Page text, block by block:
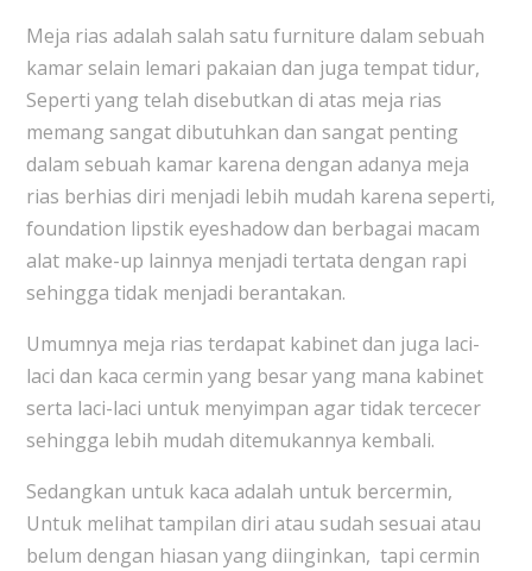
Meja rias adalah salah satu furniture dalam sebuah
kamar selain lemari pakaian dan juga tempat tidur,
Seperti yang telah disebutkan di atas meja rias
memang sangat dibutuhkan dan sangat penting
dalam sebuah kamar karena dengan adanya meja
rias berhias diri menjadi lebih mudah karena seperti,
foundation lipstik eyeshadow dan berbagai macam
alat make-up lainnya menjadi tertata dengan rapi
sehingga tidak menjadi berantakan.
Umumnya meja rias terdapat kabinet dan juga laci-
laci dan kaca cermin yang besar yang mana kabinet
serta laci-laci untuk menyimpan agar tidak tercecer
sehingga lebih mudah ditemukannya kembali.
Sedangkan untuk kaca adalah untuk bercermin,
Untuk melihat tampilan diri atau sudah sesuai atau
belum dengan hiasan yang diinginkan, tapi cermin